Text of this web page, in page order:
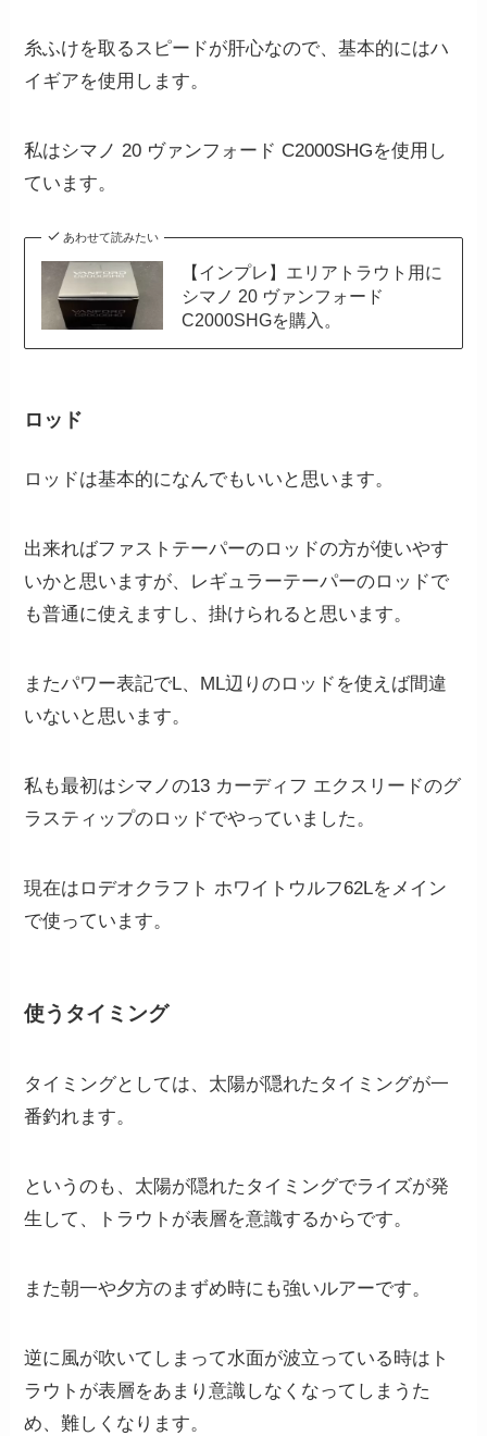
糸ふけを取るスピードが肝心なので、基本的にはハ
イギアを使用します。
私はシマノ 20 ヴァンフォード C2000SHGを使用し
ています。
あわせて読みたい
【インプレ】エリアトラウト用に
シマノ 20 ヴァンフォード
C2000SHGを購入。
ロッド
ロッドは基本的になんでもいいと思います。
出来ればファストテーパーのロッドの方が使いやす
いかと思いますが、レギュラーテーパーのロッドで
も普通に使えますし、掛けられると思います。
またパワー表記でL、ML辺りのロッドを使えば間違
いないと思います。
私も最初はシマノの13 カーディフ エクスリードのグ
ラスティップのロッドでやっていました。
現在はロデオクラフト ホワイトウルフ62Lをメイン
で使っています。
使うタイミング
タイミングとしては、太陽が隠れたタイミングが一
番釣れます。
というのも、太陽が隠れたタイミングでライズが発
生して、トラウトが表層を意識するからです。
また朝一や夕方のまずめ時にも強いルアーです。
逆に風が吹いてしまって水面が波立っている時はト
ラウトが表層をあまり意識しなくなってしまうた
め、難しくなります。